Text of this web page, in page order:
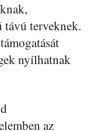
távú terveknek.
nyílhatnak
az